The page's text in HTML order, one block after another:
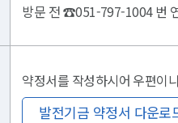
방문 전 ☎051-797-1004 번
약정서를 작성하시어 우편이
발전기금 약정서 다운로